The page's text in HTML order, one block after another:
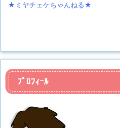
★ミヤチェケちゃんねる★
ﾌﾟﾛﾌｨｰﾙ